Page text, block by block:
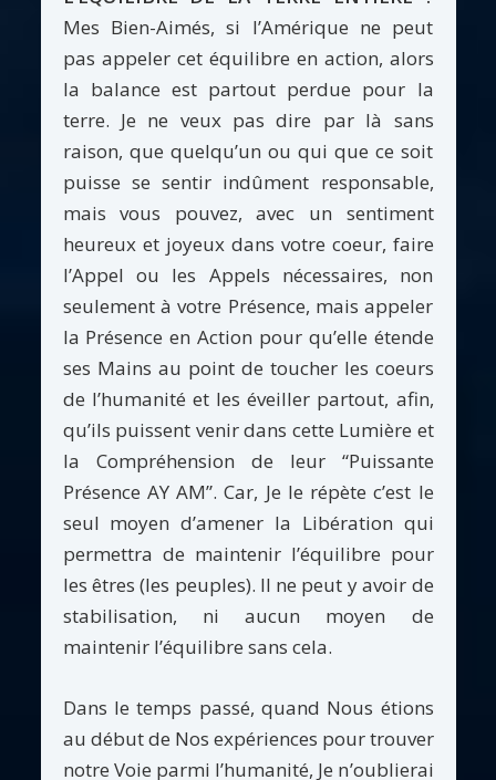
Mes Bien-Aimés, si l’Amérique ne peut
pas appeler cet équilibre en action, alors
la balance est partout perdue pour la
terre. Je ne veux pas dire par là sans
raison, que quelqu’un ou qui que ce soit
puisse se sentir indûment responsable,
mais vous pouvez, avec un sentiment
heureux et joyeux dans votre coeur, faire
l’Appel ou les Appels nécessaires, non
seulement à votre Présence, mais appeler
la Présence en Action pour qu’elle étende
ses Mains au point de toucher les coeurs
de l’humanité et les éveiller partout, afin,
qu’ils puissent venir dans cette Lumière et
la Compréhension de leur “Puissante
Présence AY AM”. Car, Je le répète c’est le
seul moyen d’amener la Libération qui
permettra de maintenir l’équilibre pour
les êtres (les peuples). Il ne peut y avoir de
stabilisation, ni aucun moyen de
maintenir l’équilibre sans cela.
Dans le temps passé, quand Nous étions
au début de Nos expériences pour trouver
notre Voie parmi l’humanité, Je n’oublierai